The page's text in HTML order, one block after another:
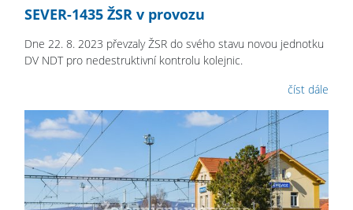
SEVER-1435 ŽSR v provozu
Dne 22. 8. 2023 převzaly ŽSR do svého stavu novou jednotku
DV NDT pro nedestruktivní kontrolu kolejnic.
číst dále